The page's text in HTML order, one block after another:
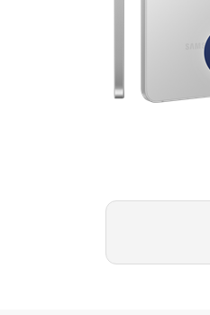
TELEFONSKI IMENIK